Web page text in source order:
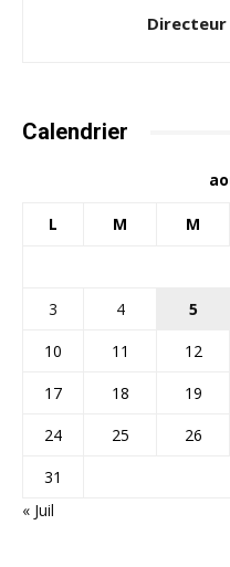
Calendrier
L M M
3
4 5
10
11 12
17
18 19
24
25 26
31
« Juil